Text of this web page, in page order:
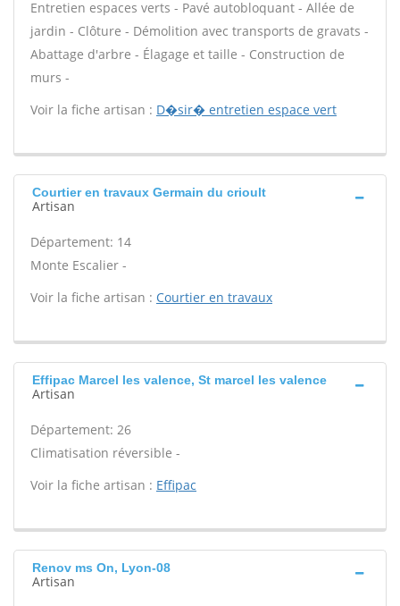
Entretien espaces verts - Pavé autobloquant - Allée de
jardin - Clôture - Démolition avec transports de gravats -
Abattage d'arbre - Élagage et taille - Construction de
murs -
Voir la fiche artisan : D�sir� entretien espace vert
Courtier en travaux Germain du crioult
Artisan
Département: 14
Monte Escalier -
Voir la fiche artisan : Courtier en travaux
Effipac Marcel les valence, St marcel les valence
Artisan
Département: 26
Climatisation réversible -
Voir la fiche artisan : Effipac
Renov ms On, Lyon-08
Artisan